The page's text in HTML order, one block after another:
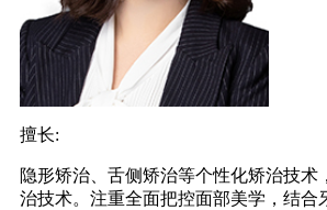
擅长:
隐形矫治、舌侧矫治等个性化矫治技术
治技术。注重全面把控面部美学，结合